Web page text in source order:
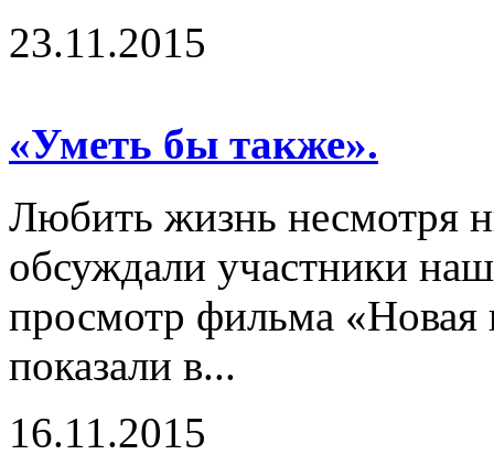
23.11.2015
«Уметь бы также».
Любить жизнь несмотря
обсуждали участники
просмотр фильма «Новая
показали в...
16.11.2015